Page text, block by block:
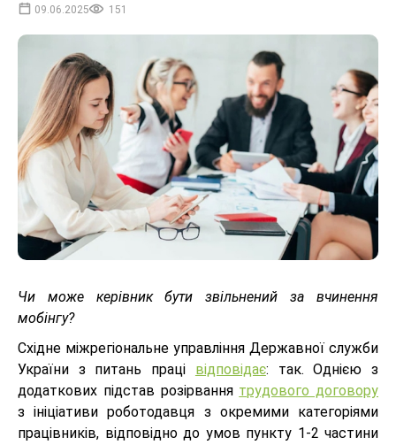
09.06.2025 151
Чи може керівник бути звільнений за вчинення
мобінгу?
Східне міжрегіональне управління Державної служби
України з питань праці відповідає: так. Однією з
додаткових підстав розірвання трудового договору
з ініціативи роботодавця з окремими категоріями
працівників, відповідно до умов пункту 1-2 частини